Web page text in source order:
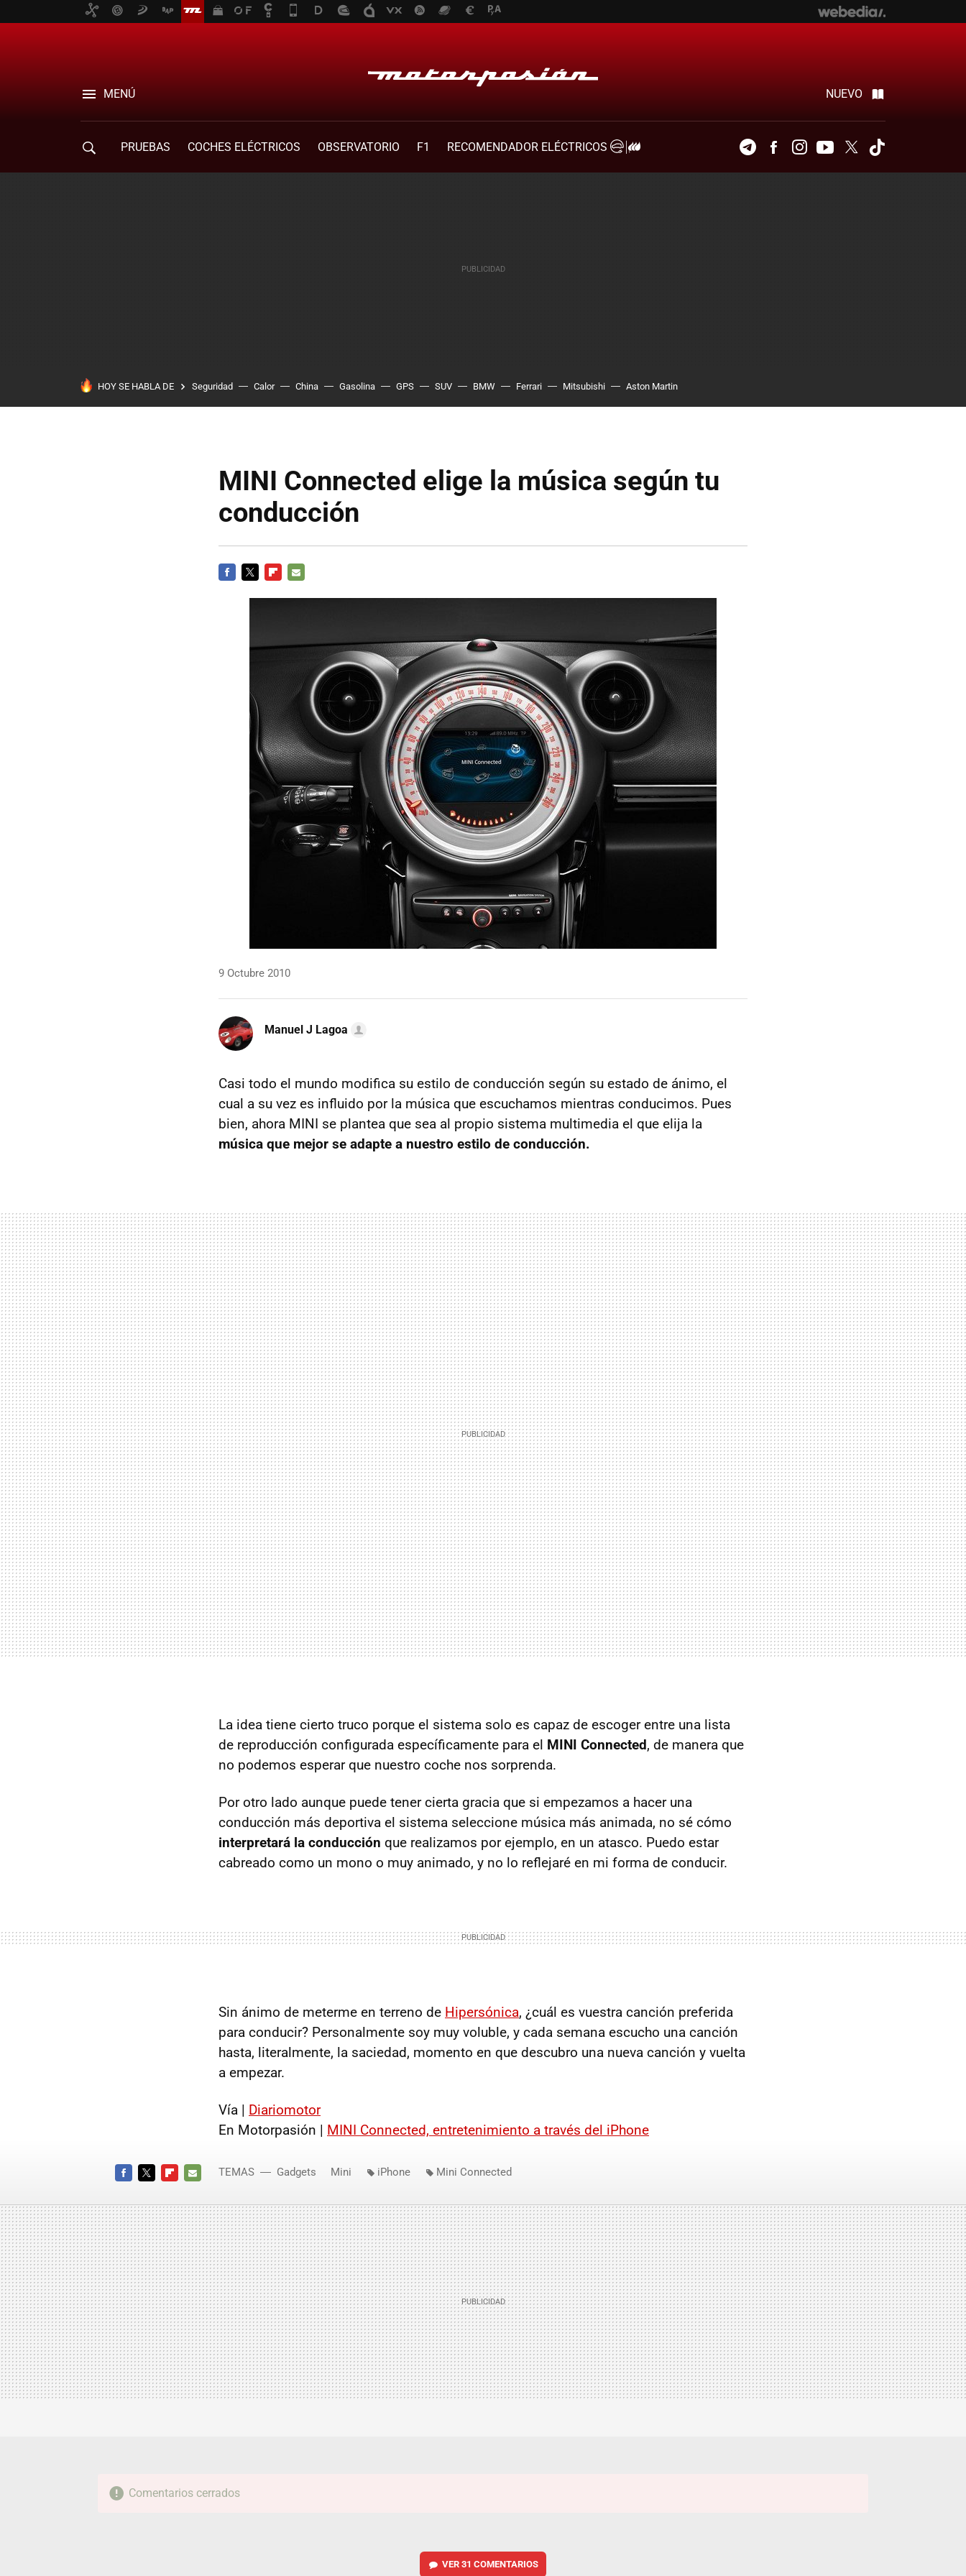
MENÚ NUEVO
PRUEBAS COCHES ELÉCTRICOS OBSERVATORIO F1
RECOMENDADOR ELÉCTRICOS
TelegramFacebookInstagramYoutubeTwitter
HOY SE HABLA DE Seguridad Calor China Gasolina GPS SUV BMW Ferrari Mitsubishi Aston Martin
MINI Connected elige la música según tu
conducción
9 Octubre 2010
Manuel J Lagoa
Casi todo el mundo modifica su estilo de conducción según su estado de ánimo, el
cual a su vez es influido por la música que escuchamos mientras conducimos. Pues
bien, ahora MINI se plantea que sea al propio sistema multimedia el que elija la
música que mejor se adapte a nuestro estilo de conducción.
La idea tiene cierto truco porque el sistema solo es capaz de escoger entre una lista
de reproducción configurada específicamente para el MINI Connected, de manera que
no podemos esperar que nuestro coche nos sorprenda.
Por otro lado aunque puede tener cierta gracia que si empezamos a hacer una
conducción más deportiva el sistema seleccione música más animada, no sé cómo
interpretará la conducción que realizamos por ejemplo, en un atasco. Puedo estar
cabreado como un mono o muy animado, y no lo reflejaré en mi forma de conducir.
Sin ánimo de meterme en terreno de Hipersónica, ¿cuál es vuestra canción preferida
para conducir? Personalmente soy muy voluble, y cada semana escucho una canción
hasta, literalmente, la saciedad, momento en que descubro una nueva canción y vuelta
a empezar.
Vía | Diariomotor
En Motorpasión | MINI Connected, entretenimiento a través del iPhone
MAIL
TEMAS Gadgets Mini iPhone Mini Connected
Comentarios cerrados
VER 31 COMENTARIOS